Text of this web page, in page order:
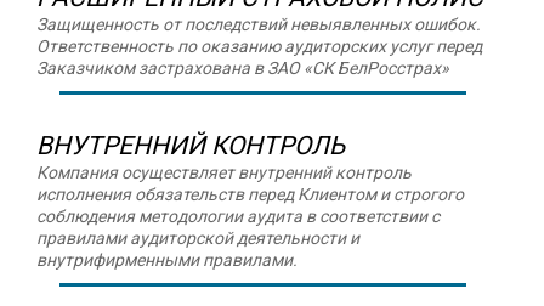
Защищенность от последствий невыявленных ошибок.
Ответственность по оказанию аудиторских услуг перед
Заказчиком застрахована в ЗАО «СК БелРосстрах»
ВНУТРЕННИЙ КОНТРОЛЬ
Компания осуществляет внутренний контроль
исполнения обязательств перед Клиентом и строгого
соблюдения методологии аудита в соответствии с
правилами аудиторской деятельности и
внутрифирменными правилами.